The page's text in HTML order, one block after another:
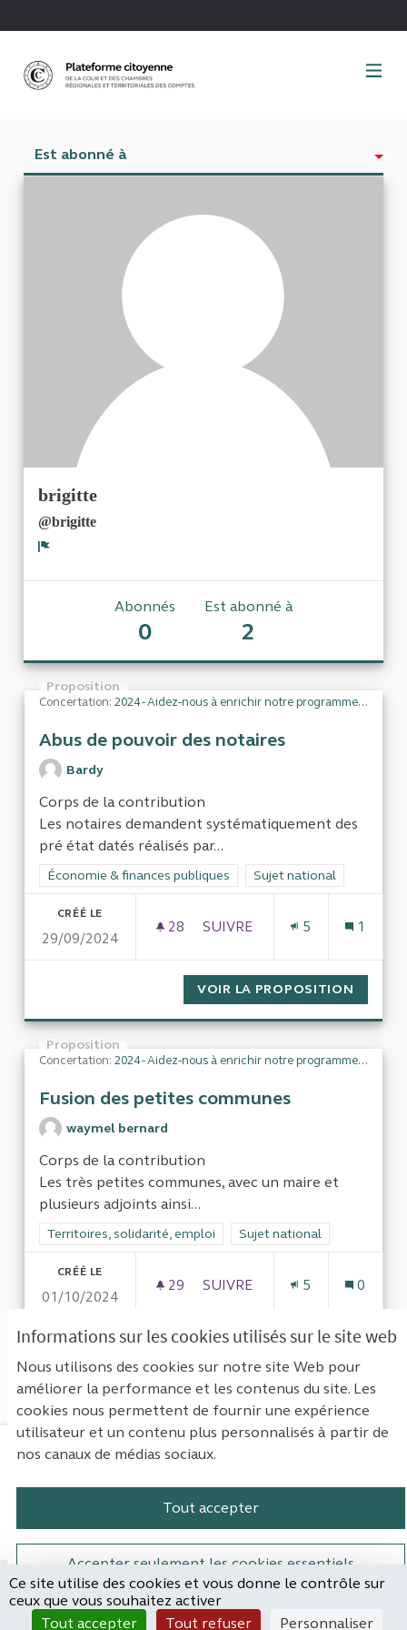
Informations sur les cookies utilisés sur le site web
Nous utilisons des cookies sur notre site Web pour
améliorer la performance et les contenus du site. Les
cookies nous permettent de fournir une expérience
utilisateur et un contenu plus personnalisés à partir de
nos canaux de médias sociaux.
Tout accepter
Accepter seulement les cookies essentiels
Paramètres
Est abonné à
brigitte
@brigitte
Abonnés
0
Est abonné à
2
Proposition
Concertation: 2024 - Aidez-nous à enrichir notre programme de travail
Abus de pouvoir des notaires
Bardy
Corps de la contribution
Les notaires demandent systématiquement des
pré état datés réalisés par...
Filtrer les résultats de la catégorie : Économie & finances
Économie & finances publiques Filtrer les résultats pour
Sujet national
CRÉÉ LE
29/09/2024
28 28 ABONNÉS
SUIVRE
5 1
VOIR LA PROPOSITION
Proposition
Concertation: 2024 - Aidez-nous à enrichir notre programme de travail
Fusion des petites communes
waymel bernard
Corps de la contribution
Les très petites communes, avec un maire et
plusieurs adjoints ainsi...
Filtrer les résultats de la catégorie : Territoires, solidarité,
Territoires, solidarité, emploi Filtrer les résultats pour le
Sujet national
CRÉÉ LE
01/10/2024
29 29 ABONNÉS
SUIVRE
5 0
VOIR LA PROPOSITION
Mentions légales
Paramètres des cookies
Plateforme de participation de la
Plateforme de participation de la
Plateforme de participation
Plateforme de
Site réalisé par
Open Source Politics
(Lien externe)
Ce site utilise des cookies et vous donne le contrôle sur
ceux que vous souhaitez activer
Tout accepter
Tout refuser Personnaliser